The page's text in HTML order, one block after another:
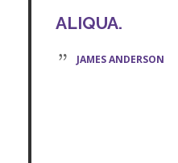
ALIQUA.
JAMES ANDERSON